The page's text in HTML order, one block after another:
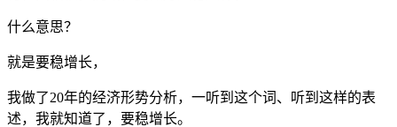
什么意思？
就是要稳增长，
我做了20年的经济形势分析，一听到这个词、听到这样的表
述，我就知道了，要稳增长。